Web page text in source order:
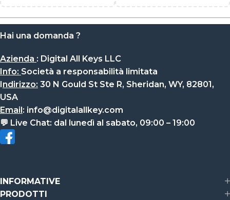
Hai una domanda ?
Azienda : Digital All Keys LLC
Info: Società a responsabilità limitata
Indirizzo: 30 N Gould St Ste R, Sheridan, WY, 82801,
USA
Email: info@digitalallkey.com
💬 Live Chat: dal lunedì al sabato, 09:00 – 19:00
INFORMATIVE
PRODOTTI